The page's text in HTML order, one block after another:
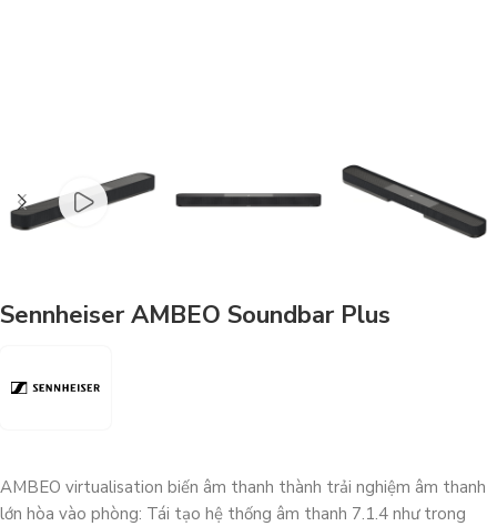
Sennheiser AMBEO Soundbar Plus
AMBEO virtualisation biến âm thanh thành trải nghiệm âm thanh
lớn hòa vào phòng: Tái tạo hệ thống âm thanh 7.1.4 như trong